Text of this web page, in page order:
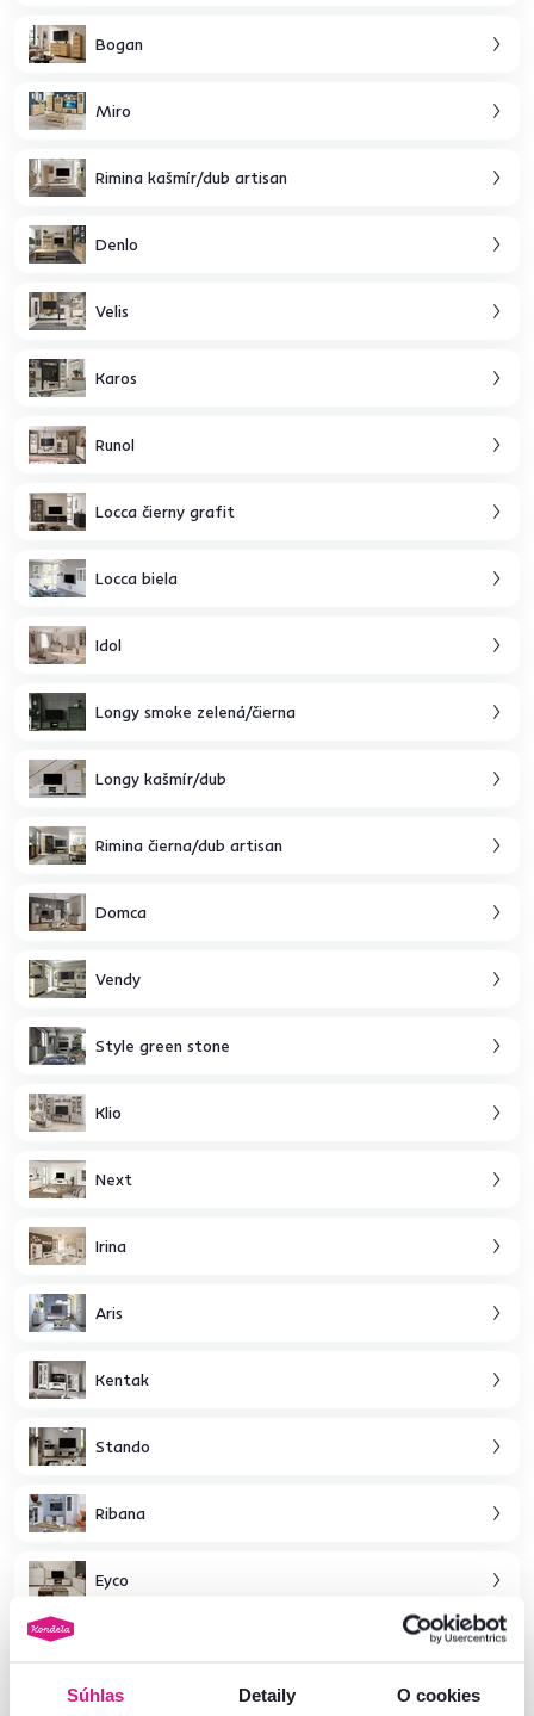
Súhlas Detaily O cookies
Bogan
Miro
Rimina kašmír/dub artisan
Denlo
Velis
Karos
Runol
Locca čierny grafit
Locca biela
Idol
Longy smoke zelená/čierna
Longy kašmír/dub
Rimina čierna/dub artisan
Domca
Vendy
Style green stone
Klio
Next
Irina
Aris
Kentak
Stando
Ribana
Eyco